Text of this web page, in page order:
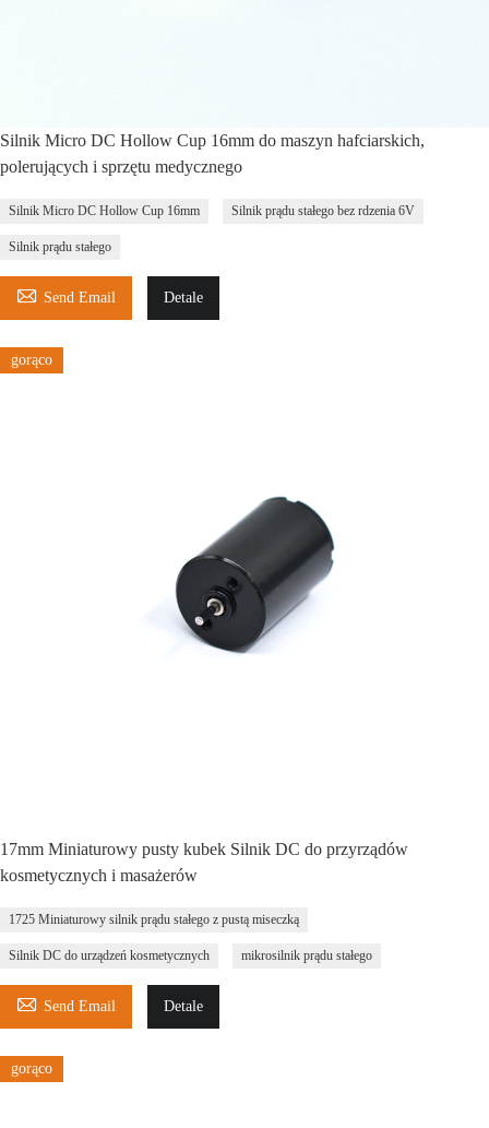
Silnik Micro DC Hollow Cup 16mm do maszyn hafciarskich,
polerujących i sprzętu medycznego
Silnik Micro DC Hollow Cup 16mm Silnik prądu stałego bez rdzenia 6V
Silnik prądu stałego
 Send Email Detale
gorąco
17mm Miniaturowy pusty kubek Silnik DC do przyrządów
kosmetycznych i masażerów
1725 Miniaturowy silnik prądu stałego z pustą miseczką
Silnik DC do urządzeń kosmetycznych mikrosilnik prądu stałego
 Send Email Detale
gorąco